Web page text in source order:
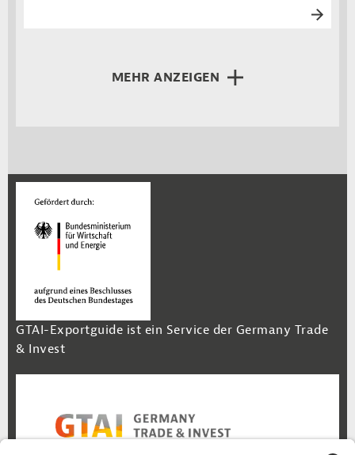
MEHR ANZEIGEN
GTAI-Exportguide ist ein Service der Germany Trade
& Invest